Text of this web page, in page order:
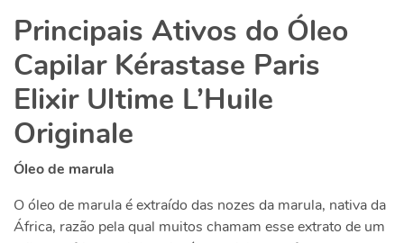
Principais Ativos do Óleo
Capilar Kérastase Paris
Elixir Ultime L’Huile
Originale
Óleo de marula
O óleo de marula é extraído das nozes da marula, nativa da
África, razão pela qual muitos chamam esse extrato de um